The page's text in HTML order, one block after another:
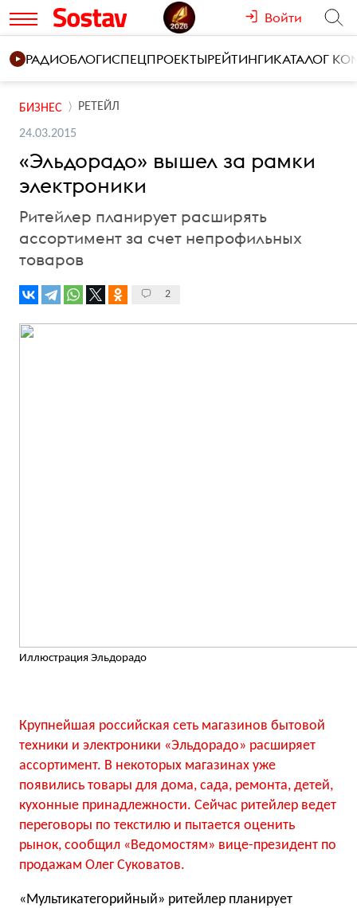
Войти
РАДИОБЛОГИСПЕЦПРОЕКТЫРЕЙТИНГИКАТАЛОГ
БИЗНЕС РЕТЕЙЛ
24.03.2015
«Эльдорадо» вышел за рамки
электроники
Ритейлер планирует расширять
ассортимент за счет непрофильных
товаров
2
Иллюстрация Эльдорадо
Крупнейшая российская сеть магазинов бытовой
техники и электроники «Эльдорадо» расширяет
ассортимент. В некоторых магазинах уже
появились товары для дома, сада, ремонта, детей,
кухонные принадлежности. Сейчас ритейлер ведет
переговоры по текстилю и пытается оценить
рынок, сообщил «Ведомостям» вице-президент по
продажам Олег Суковатов.
«Мультикатегорийный» ритейлер планирует